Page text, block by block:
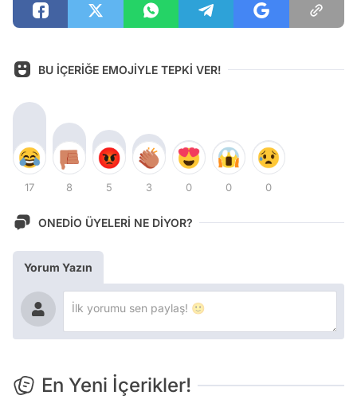
BU İÇERİĞE EMOJİYLE TEPKİ VER!
17 8 5 3 0 0 0
ONEDİO ÜYELERİ NE DİYOR?
Yorum Yazın
En Yeni İçerikler!